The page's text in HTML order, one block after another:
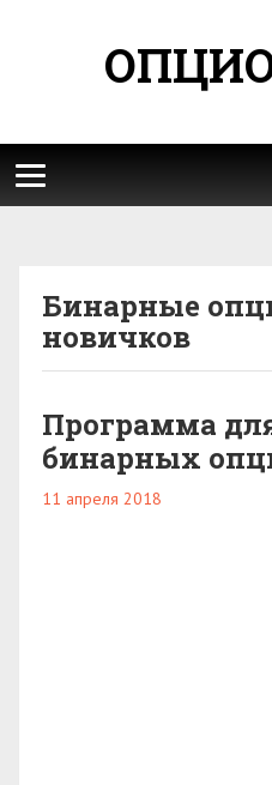
Бинарные
новичков
Программа
бинарных
11 апреля 2018